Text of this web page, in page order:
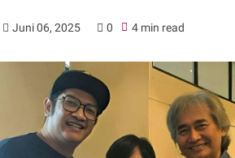
Juni 06, 2025 0 4 min read